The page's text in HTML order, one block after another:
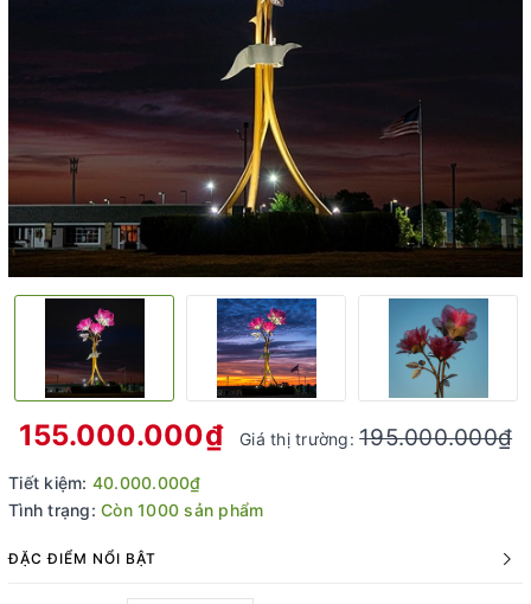
155.000.000₫ Giá thị trường:195.000.000₫
Tiết kiệm: 40.000.000₫
Tình trạng: Còn 1000 sản phẩm
ĐẶC ĐIỂM NỔI BẬT